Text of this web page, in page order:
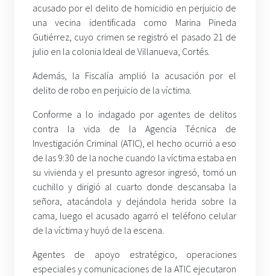
acusado por el delito de homicidio en perjuicio de
una vecina identificada como Marina Pineda
Gutiérrez, cuyo crimen se registró el pasado 21 de
julio en la colonia Ideal de Villanueva, Cortés.
Además, la Fiscalía amplió la acusación por el
delito de robo en perjuicio de la víctima.
Conforme a lo indagado por agentes de delitos
contra la vida de la Agencia Técnica de
Investigación Criminal (ATIC), el hecho ocurrió a eso
de las 9:30 de la noche cuando la víctima estaba en
su vivienda y el presunto agresor ingresó, tomó un
cuchillo y dirigió al cuarto donde descansaba la
señora, atacándola y dejándola herida sobre la
cama, luego el acusado agarró el teléfono celular
de la víctima y huyó de la escena.
Agentes de apoyo estratégico, operaciones
especiales y comunicaciones de la ATIC ejecutaron